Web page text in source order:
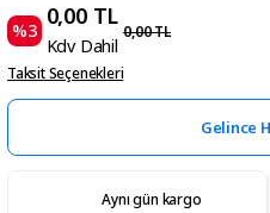
%3
0,00 TL
Kdv Dahil
0,00 TL
Taksit Seçenekleri
Gelince
Aynı gün kargo